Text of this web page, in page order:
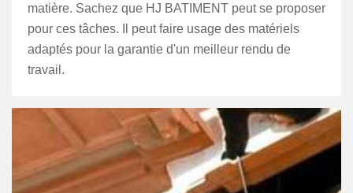
matière. Sachez que HJ BATIMENT peut se proposer
pour ces tâches. Il peut faire usage des matériels
adaptés pour la garantie d'un meilleur rendu de
travail.